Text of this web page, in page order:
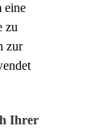
eine
zu
zur
Ihrer